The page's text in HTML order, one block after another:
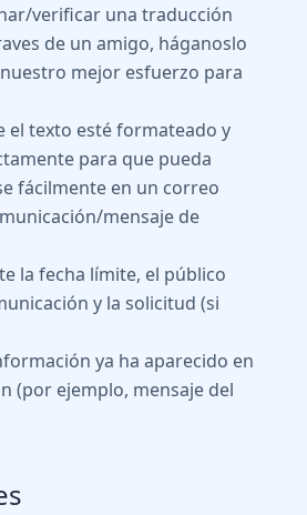
verificar una traducción
de un amigo, háganoslo
mejor esfuerzo para
el texto esté formateado y
para que pueda
fácilmente en un correo
mensaje de
la fecha límite, el público
y la solicitud (si
ya ha aparecido en
(por ejemplo, mensaje del